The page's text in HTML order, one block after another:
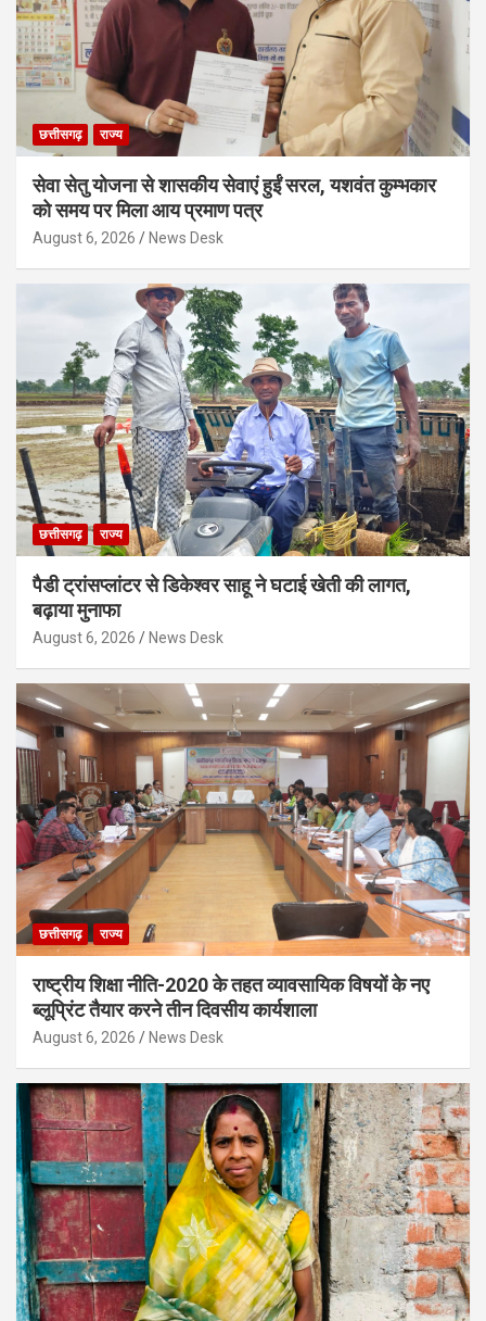
छत्तीसगढ़ राज्य
सेवा सेतु योजना से शासकीय सेवाएं हुईं सरल, यशवंत कुम्भकार
को समय पर मिला आय प्रमाण पत्र
August 6, 2026 News Desk
छत्तीसगढ़ राज्य
पैडी ट्रांसप्लांटर से डिकेश्वर साहू ने घटाई खेती की लागत,
बढ़ाया मुनाफा
August 6, 2026 News Desk
छत्तीसगढ़ राज्य
राष्ट्रीय शिक्षा नीति-2020 के तहत व्यावसायिक विषयों के नए
ब्लूप्रिंट तैयार करने तीन दिवसीय कार्यशाला
August 6, 2026 News Desk